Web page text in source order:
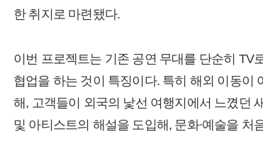
한 취지로 마련됐다.
이번 프로젝트는 기존 공연 무대를 단순히 TV
협업을 하는 것이 특징이다. 특히 해외 이동이
해, 고객들이 외국의 낯선 여행지에서 느꼈던
및 아티스트의 해설을 도입해, 문화∙예술을